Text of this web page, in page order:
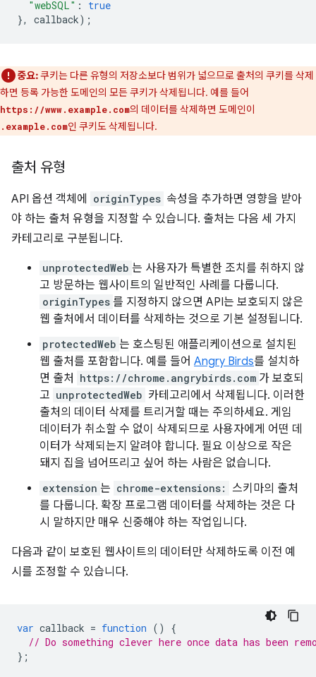
"webSQL" :
true
},
callback);
중요:쿠키는 다른 유형의 저장소보다 범위가 넓으므로 출처의 쿠키를 삭제
하면 등록 가능한 도메인의 모든 쿠키가 삭제됩니다. 예를 들어
https://www.example.com의 데이터를 삭제하면 도메인이
.example.com인 쿠키도 삭제됩니다.
출처 유형
API 옵션 객체에 originTypes 속성을 추가하면 영향을 받아
야 하는 출처 유형을 지정할 수 있습니다. 출처는 다음 세 가지
카테고리로 구분됩니다.
unprotectedWeb 는 사용자가 특별한 조치를 취하지 않
고 방문하는 웹사이트의 일반적인 사례를 다룹니다.
originTypes 를 지정하지 않으면 API는 보호되지 않은
웹 출처에서 데이터를 삭제하는 것으로 기본 설정됩니다.
protectedWeb 는 호스팅된 애플리케이션으로 설치된
웹 출처를 포함합니다. 예를 들어 Angry Birds를 설치하
면 출처
https://chrome.angrybirds.com 가 보호되
고 unprotectedWeb 카테고리에서 삭제됩니다. 이러한
출처의 데이터 삭제를 트리거할 때는 주의하세요. 게임
데이터가 취소할 수 없이 삭제되므로 사용자에게 어떤 데
이터가 삭제되는지 알려야 합니다. 필요 이상으로 작은
돼지 집을 넘어뜨리고 싶어 하는 사람은 없습니다.
extension 는 chrome-extensions: 스키마의 출처
를 다룹니다. 확장 프로그램 데이터를 삭제하는 것은 다
시 말하지만 매우 신중해야 하는 작업입니다.
다음과 같이 보호된 웹사이트의 데이터만 삭제하도록 이전 예
시를 조정할 수 있습니다.
var callback = function ()
{
// Do something clever here once data has been
};